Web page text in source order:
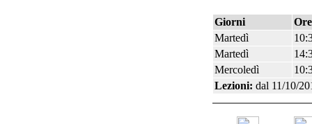
Giorni
Ore
Martedì
Martedì
Mercoledì
Lezioni: dal 11/10/